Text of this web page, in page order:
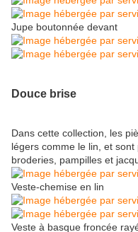
Jupe boutonnée devant
Douce brise
Dans cette collection, les
légers comme le lin, et
broderies, pampilles et
Veste-chemise en lin
Veste à basque froncée